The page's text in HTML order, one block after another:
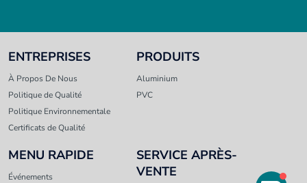
ENTREPRISES
À Propos De Nous
Politique de Qualité
Politique Environnementale
Certificats de Qualité
PRODUITS
Aluminium
PVC
MENU RAPIDE
Événements
SERVICE APRÈS-
VENTE